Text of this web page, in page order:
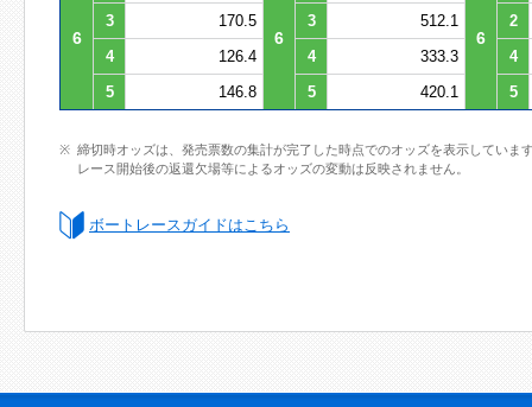
6 6 6
3
170.5 3 512.1
2
4
126.4 4 333.3
4
5
146.8 5 420.1 5
締切時オッズは、発売票数の集計が完了した時点でのオッズを表示していま
レース開始後の返還欠場等によるオッズの変動は反映されません。
ボートレースガイドはこちら